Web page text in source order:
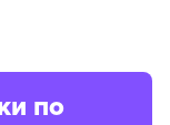
по